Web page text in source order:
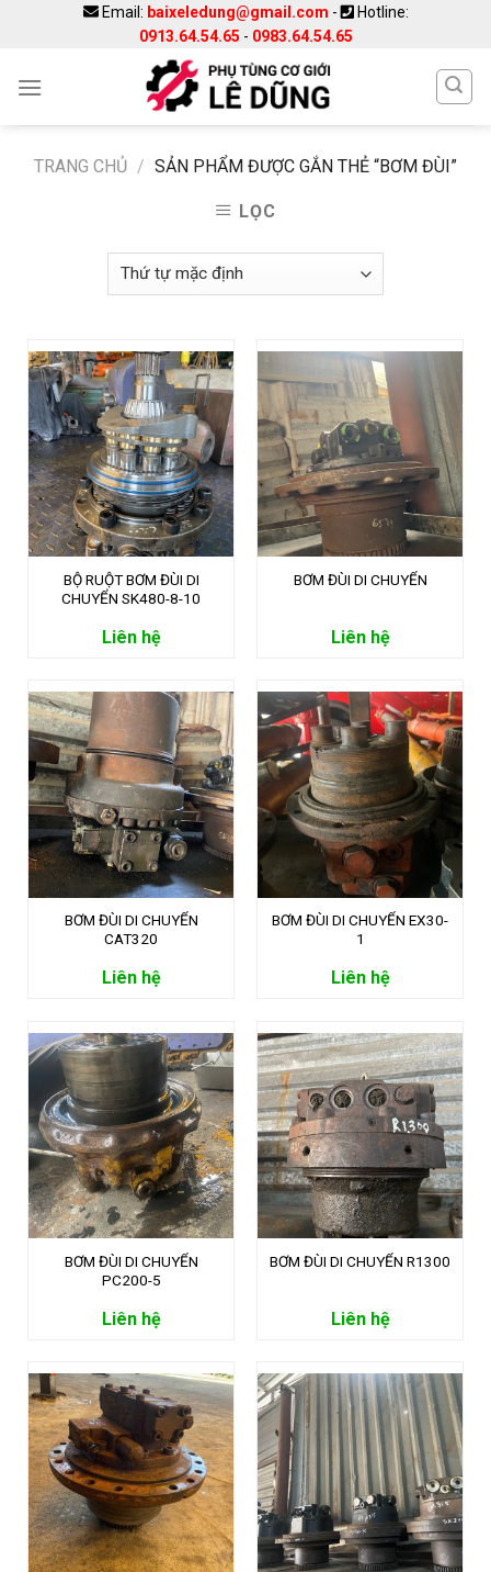
Email: baixeledung@gmail.com -
Hotline:
0913.64.54.65 - 0983.64.54.65
TRANG CHỦ / SẢN PHẨM ĐƯỢC GẮN THẺ “BƠM ĐÙI”
LỌC
BỘ RUỘT BƠM ĐÙI DI
CHUYỂN SK480-8-10
Liên hệ
BƠM ĐÙI DI CHUYỂN
Liên hệ
BƠM ĐÙI DI CHUYỂN
CAT320
Liên hệ
BƠM ĐÙI DI CHUYỂN EX30-
1
Liên hệ
BƠM ĐÙI DI CHUYỂN
PC200-5
Liên hệ
BƠM ĐÙI DI CHUYỂN R1300
Liên hệ